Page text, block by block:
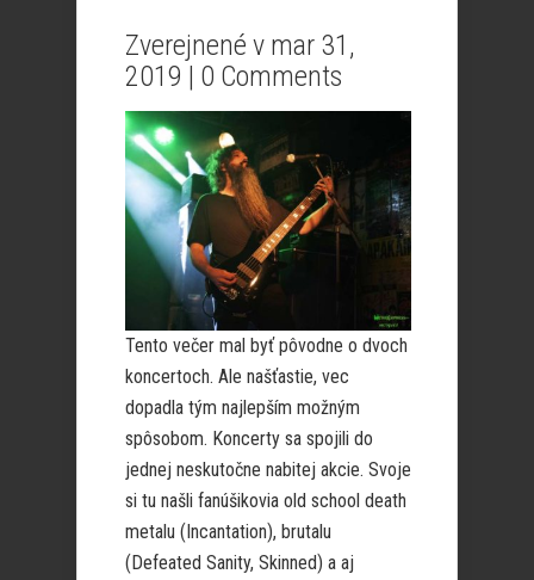
Zverejnené v mar 31,
2019 | 0 Comments
Tento večer mal byť pôvodne o dvoch
koncertoch. Ale našťastie, vec
dopadla tým najlepším možným
spôsobom. Koncerty sa spojili do
jednej neskutočne nabitej akcie. Svoje
si tu našli fanúšikovia old school death
metalu (Incantation), brutalu
(Defeated Sanity, Skinned) a aj